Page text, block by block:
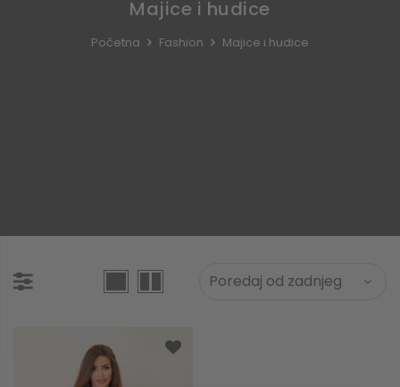
Majice i hudice
Početna Fashion Majice i hudice